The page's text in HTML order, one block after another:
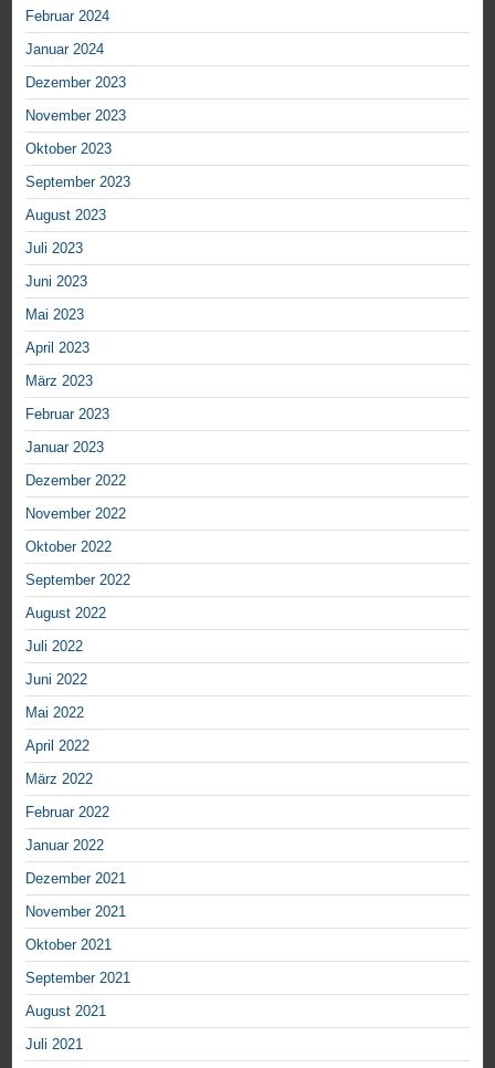
Februar 2024
Januar 2024
Dezember 2023
November 2023
Oktober 2023
September 2023
August 2023
Juli 2023
Juni 2023
Mai 2023
April 2023
März 2023
Februar 2023
Januar 2023
Dezember 2022
November 2022
Oktober 2022
September 2022
August 2022
Juli 2022
Juni 2022
Mai 2022
April 2022
März 2022
Februar 2022
Januar 2022
Dezember 2021
November 2021
Oktober 2021
September 2021
August 2021
Juli 2021